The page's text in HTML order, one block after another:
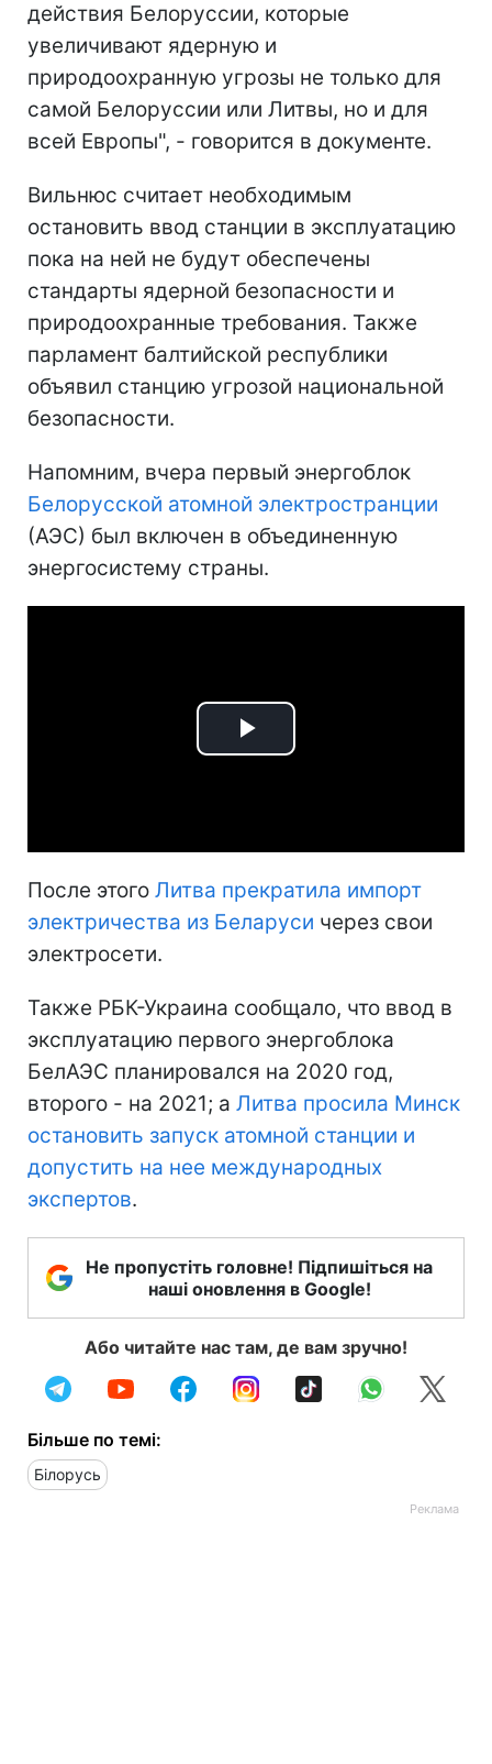
действия Белоруссии, которые
увеличивают ядерную и
природоохранную угрозы не только для
самой Белоруссии или Литвы, но и для
всей Европы", - говорится в документе.
Вильнюс считает необходимым
остановить ввод станции в эксплуатацию
пока на ней не будут обеспечены
стандарты ядерной безопасности и
природоохранные требования. Также
парламент балтийской республики
объявил станцию угрозой национальной
безопасности.
Напомним, вчера первый энергоблок
Белорусской атомной электространции
(АЭС) был включен в объединенную
энергосистему страны.
Play
После этого Литва прекратила импорт
электричества из Беларуси через свои
электросети.
Также РБК-Украина сообщало, что ввод в
эксплуатацию первого энергоблока
БелАЭС планировался на 2020 год,
второго - на 2021; а Литва просила Минск
остановить запуск атомной станции и
допустить на нее международных
экспертов.
Не пропустіть головне! Підпишіться на
наші оновлення в Google!
Або читайте нас там, де вам зручно!
Більше по темі:
Білорусь